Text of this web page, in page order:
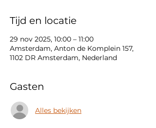
Tijd en locatie
29 nov 2025, 10:00 – 11:00
Amsterdam, Anton de Komplein 157,
1102 DR Amsterdam, Nederland
Gasten
Alles bekijken